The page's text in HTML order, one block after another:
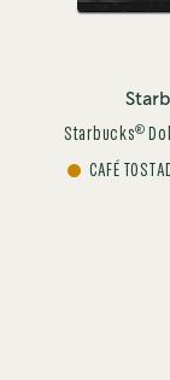
Starbucks®
CAFÉ